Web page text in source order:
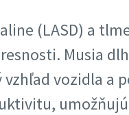
(LASD) a
Musia
vozidla a